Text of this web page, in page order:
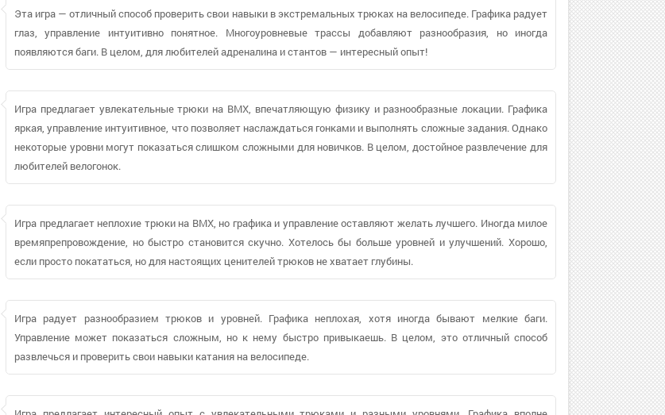
Эта игра — отличный способ проверить свои навыки в экстремальных трюках на велосипеде. Графика радует
глаз, управление интуитивно понятное. Многоуровневые трассы добавляют разнообразия, но иногда
появляются баги. В целом, для любителей адреналина и стантов — интересный опыт!
Игра предлагает увлекательные трюки на BMX, впечатляющую физику и разнообразные локации. Графика
яркая, управление интуитивное, что позволяет наслаждаться гонками и выполнять сложные задания. Однако
некоторые уровни могут показаться слишком сложными для новичков. В целом, достойное развлечение для
любителей велогонок.
Игра предлагает неплохие трюки на BMX, но графика и управление оставляют желать лучшего. Иногда милое
времяпрепровождение, но быстро становится скучно. Хотелось бы больше уровней и улучшений. Хорошо,
если просто покататься, но для настоящих ценителей трюков не хватает глубины.
Игра радует разнообразием трюков и уровней. Графика неплохая, хотя иногда бывают мелкие баги.
Управление может показаться сложным, но к нему быстро привыкаешь. В целом, это отличный способ
развлечься и проверить свои навыки катания на велосипеде.